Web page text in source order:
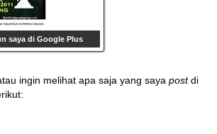
saya di Google Plus
ingin melihat apa saja yang saya postdi